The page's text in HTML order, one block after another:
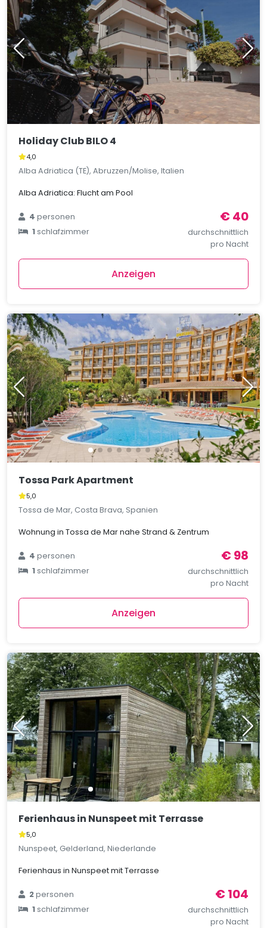
Holiday Club BILO 4
4,0
Alba Adriatica (TE), Abruzzen/Molise, Italien
Alba Adriatica: Flucht am Pool
4personen
1schlafzimmer
€ 40
durchschnittlich
pro Nacht
Anzeigen
Tossa Park Apartment
5,0
Tossa de Mar, Costa Brava, Spanien
Wohnung in Tossa de Mar nahe Strand & Zentrum
4personen
1schlafzimmer
€ 98
durchschnittlich
pro Nacht
Anzeigen
Ferienhaus in Nunspeet mit Terrasse
5,0
Nunspeet, Gelderland, Niederlande
Ferienhaus in Nunspeet mit Terrasse
2personen
1schlafzimmer
€ 104
durchschnittlich
pro Nacht